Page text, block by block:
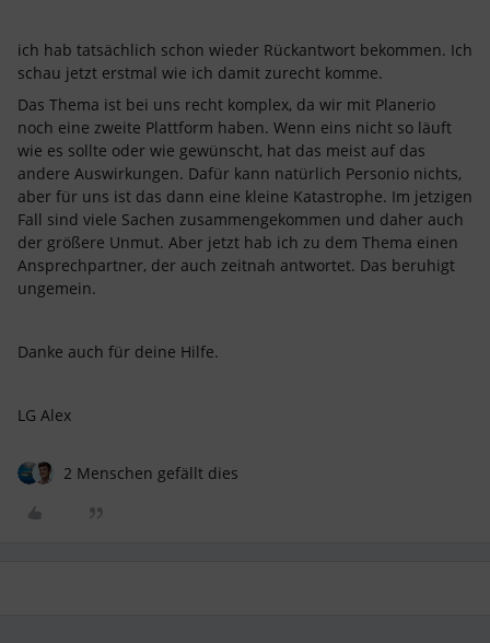
ich hab tatsächlich schon wieder Rückantwort bekommen. Ich
schau jetzt erstmal wie ich damit zurecht komme.
Das Thema ist bei uns recht komplex, da wir mit Planerio
noch eine zweite Plattform haben. Wenn eins nicht so läuft
wie es sollte oder wie gewünscht, hat das meist auf das
andere Auswirkungen. Dafür kann natürlich Personio nichts,
aber für uns ist das dann eine kleine Katastrophe. Im jetzigen
Fall sind viele Sachen zusammengekommen und daher auch
der größere Unmut. Aber jetzt hab ich zu dem Thema einen
Ansprechpartner, der auch zeitnah antwortet. Das beruhigt
ungemein.
Danke auch für deine Hilfe.
LG Alex
2 Menschen gefällt dies